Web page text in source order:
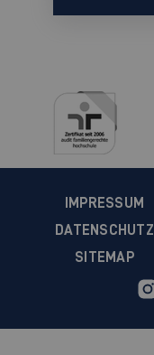
IMPRESSUM
DATENSCHUTZ
SITEMAP